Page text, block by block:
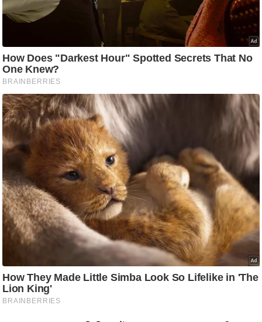
ध
ज्यो
ति
ष
प्र
भु
म
हि
मा
/
ध
र्म
स्थ
ल
त
त्यो
हा